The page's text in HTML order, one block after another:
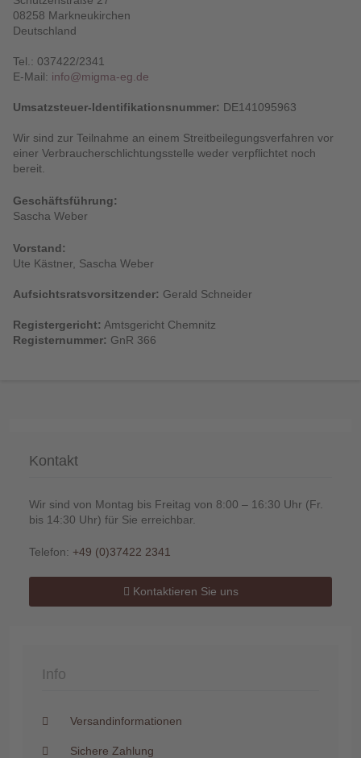
Händler
Kontakt
Warenkorb
(0)
Benutzer-
Telefon
(0)37422
2341
08258 Markneukirchen
Deutschland
Tel.: 037422/2341
E-Mail: info@migma-eg.de
Umsatzsteuer-Identifikationsnummer: DE141095963
Wir sind zur Teilnahme an einem Streitbeilegungsverfahren vor
einer Verbraucherschlichtungsstelle weder verpflichtet noch
bereit.
Geschäftsführung:
Sascha Weber
Vorstand:
Ute Kästner, Sascha Weber
Aufsichtsratsvorsitzender: Gerald Schneider
Registergericht: Amtsgericht Chemnitz
Registernummer: GnR 366
Kontakt
Wir sind von Montag bis Freitag von 8:00 – 16:30 Uhr (Fr.
bis 14:30 Uhr) für Sie erreichbar.
Telefon: +49 (0)37422 2341
Kontaktieren Sie uns
Info
Versandinformationen
Sichere Zahlung